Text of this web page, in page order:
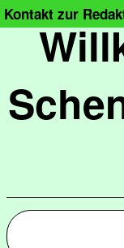
Kontakt zur